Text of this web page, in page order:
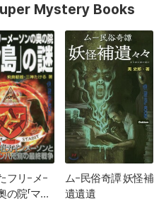
Mystery Books
フリ-メ-
の院「マン
ム-民俗奇譚 妖怪補
遺遺遺